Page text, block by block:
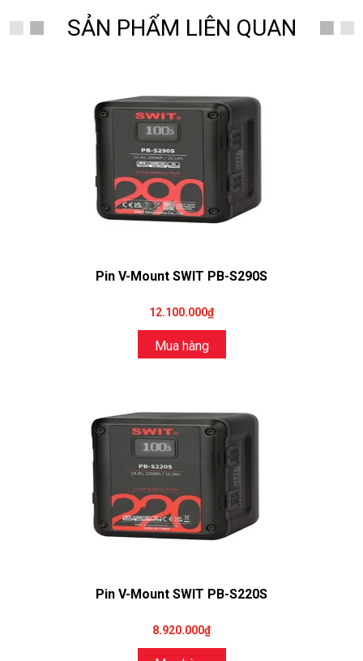
SẢN PHẨM LIÊN QUAN
Pin V-Mount SWIT PB-S290S
12.100.000₫
Mua hàng
Pin V-Mount SWIT PB-S220S
8.920.000₫